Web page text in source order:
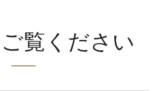
覧ください